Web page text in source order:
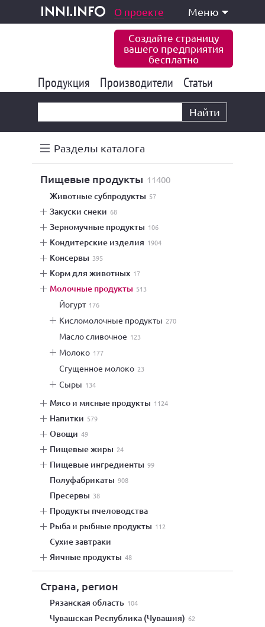
inni.info
и услуги О проекте Меню
Создайте страницу
вашего предприятия
бесплатно
Продукция 177 832
Производители 6 770
Статьи
Найти
Разделы каталога
пищевые продукты 11400
животные субпродукты 57
закуски снеки 68
зерномучные продукты 106
кондитерские изделия 1904
консервы 395
корм для животных 17
молочные продукты 513
йогурт 176
кисломолочные продукты 270
масло сливочное 123
молоко 177
сгущенное молоко 23
сыры 134
мясо и мясные продукты 1124
напитки 579
овощи 49
пищевые жиры 24
пищевые ингредиенты 99
полуфабрикаты 908
пресервы 38
продукты пчеловодства
рыба и рыбные продукты 112
сухие завтраки
яичные продукты 48
Страна, регион
Рязанская область 104
Чувашская Республика (Чувашия) 62